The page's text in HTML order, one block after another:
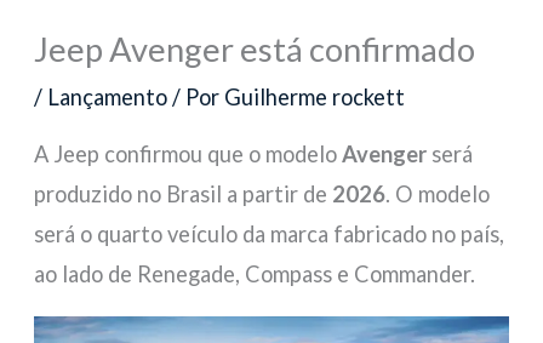
Jeep Avenger está confirmado
/ Lançamento/ Por Guilherme rockett
A Jeep confirmou que o modeloAvenger será
produzido no Brasil a partir de 2026. O modelo
será o quarto veículo da marca fabricado no país,
ao lado de Renegade, Compass e Commander.